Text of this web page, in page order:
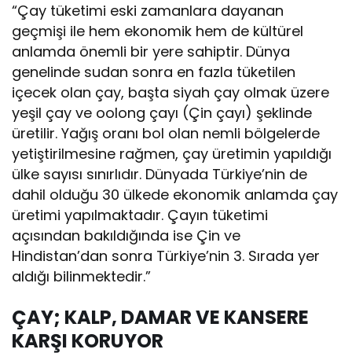
“Çay tüketimi eski zamanlara dayanan
geçmişi ile hem ekonomik hem de kültürel
anlamda önemli bir yere sahiptir. Dünya
genelinde sudan sonra en fazla tüketilen
içecek olan çay, başta siyah çay olmak üzere
yeşil çay ve oolong çayı (Çin çayı) şeklinde
üretilir. Yağış oranı bol olan nemli bölgelerde
yetiştirilmesine rağmen, çay üretimin yapıldığı
ülke sayısı sınırlıdır. Dünyada Türkiye’nin de
dahil olduğu 30 ülkede ekonomik anlamda çay
üretimi yapılmaktadır. Çayın tüketimi
açısından bakıldığında ise Çin ve
Hindistan’dan sonra Türkiye’nin 3. Sırada yer
aldığı bilinmektedir.”
ÇAY; KALP, DAMAR VE KANSERE
KARŞI KORUYOR